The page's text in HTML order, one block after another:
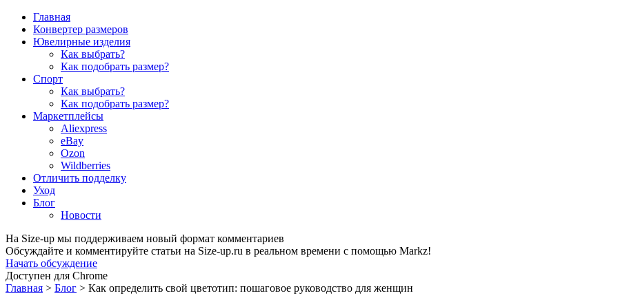
Главная
Конвертер размеров
Ювелирные изделия
Как выбрать?
Как подобрать размер?
Спорт
Как выбрать?
Как подобрать размер?
Маркетплейсы
Aliexpress
eBay
Ozon
Wildberries
Отличить подделку
Уход
Блог
Новости
На Size-up мы поддерживаем новый формат комментариев
Обсуждайте и комментируйте статьи на Size-up.ru в реальном времени с помощью Markz!
Начать обсуждение
Доступен для Chrome
Главная > Блог > Как определить свой цветотип: пошаговое руководство для женщин